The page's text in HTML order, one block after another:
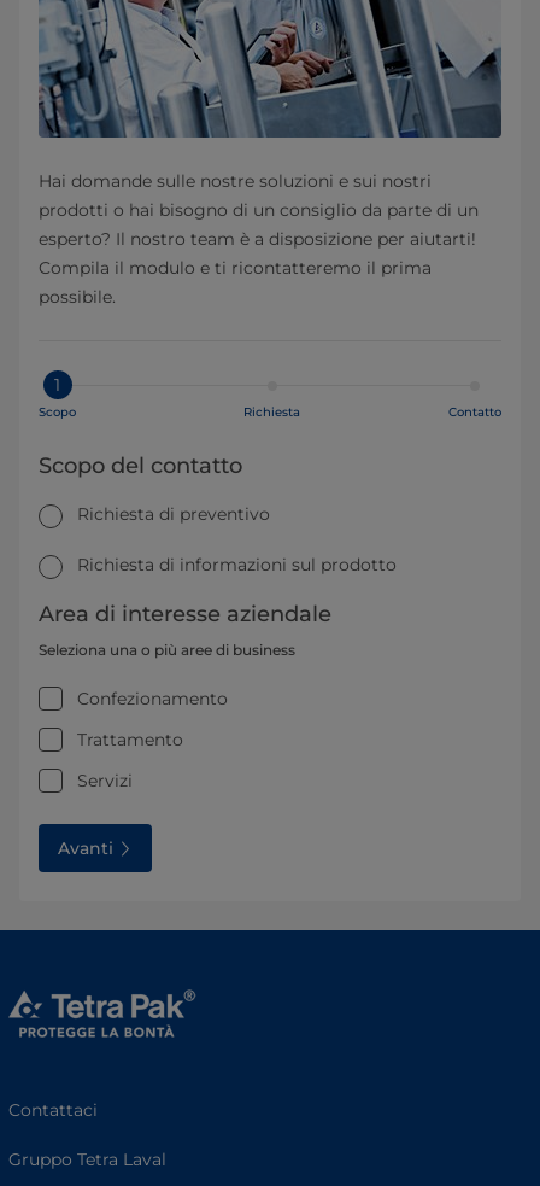
Hai domande sulle nostre soluzioni e sui nostri
prodotti o hai bisogno di un consiglio da parte di un
esperto? Il nostro team è a disposizione per aiutarti!
Compila il modulo e ti ricontatteremo il prima
possibile.
1
Scopo Richiesta Contatto
Scopo del contatto
Richiesta di preventivo
Richiesta di informazioni sul prodotto
Area di interesse aziendale
Seleziona una o più aree di business
Confezionamento
Trattamento
Servizi
Avanti
Contattaci
Gruppo Tetra Laval